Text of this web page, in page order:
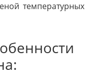
температурных